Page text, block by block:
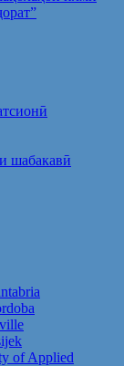
шабакавӣ
of Applied